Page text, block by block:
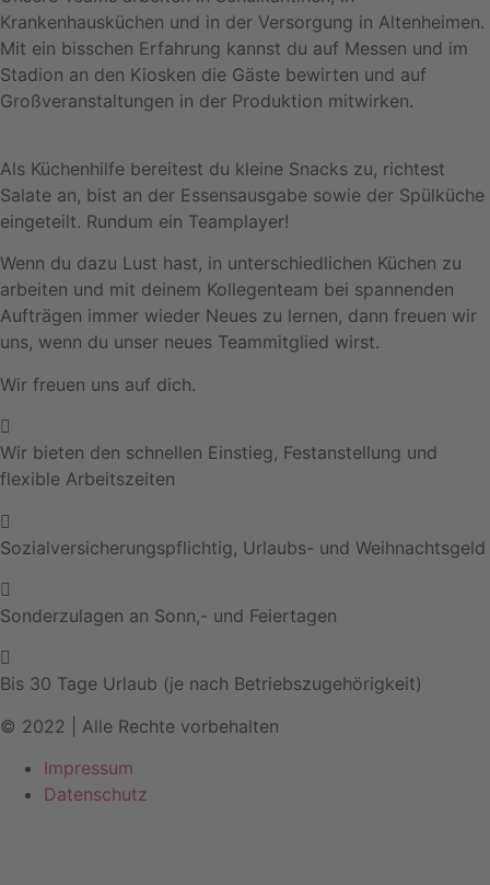
Krankenhausküchen und in der Versorgung in Altenheimen.
Mit ein bisschen Erfahrung kannst du auf Messen und im
Stadion an den Kiosken die Gäste bewirten und auf
Großveranstaltungen in der Produktion mitwirken.
Als Küchenhilfe bereitest du kleine Snacks zu, richtest
Salate an, bist an der Essensausgabe sowie der Spülküche
eingeteilt. Rundum ein Teamplayer!
Wenn du dazu Lust hast, in unterschiedlichen Küchen zu
arbeiten und mit deinem Kollegenteam bei spannenden
Aufträgen immer wieder Neues zu lernen, dann freuen wir
uns, wenn du unser neues Teammitglied wirst.
Wir freuen uns auf dich.
Wir bieten den schnellen Einstieg, Festanstellung und
flexible Arbeitszeiten
Sozialversicherungspflichtig, Urlaubs- und Weihnachtsgeld
Sonderzulagen an Sonn,- und Feiertagen
Bis 30 Tage Urlaub (je nach Betriebszugehörigkeit)
© 2022 | Alle Rechte vorbehalten
Impressum
Datenschutz